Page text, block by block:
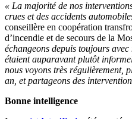
« La majorité de nos
crues et des accidents
conseillère en coopération
d’incendie et de secours de la
échangeons depuis toujours
étaient auparavant plutôt
nous voyons très régulièrement,
an, et partageons des
Bonne intelligence